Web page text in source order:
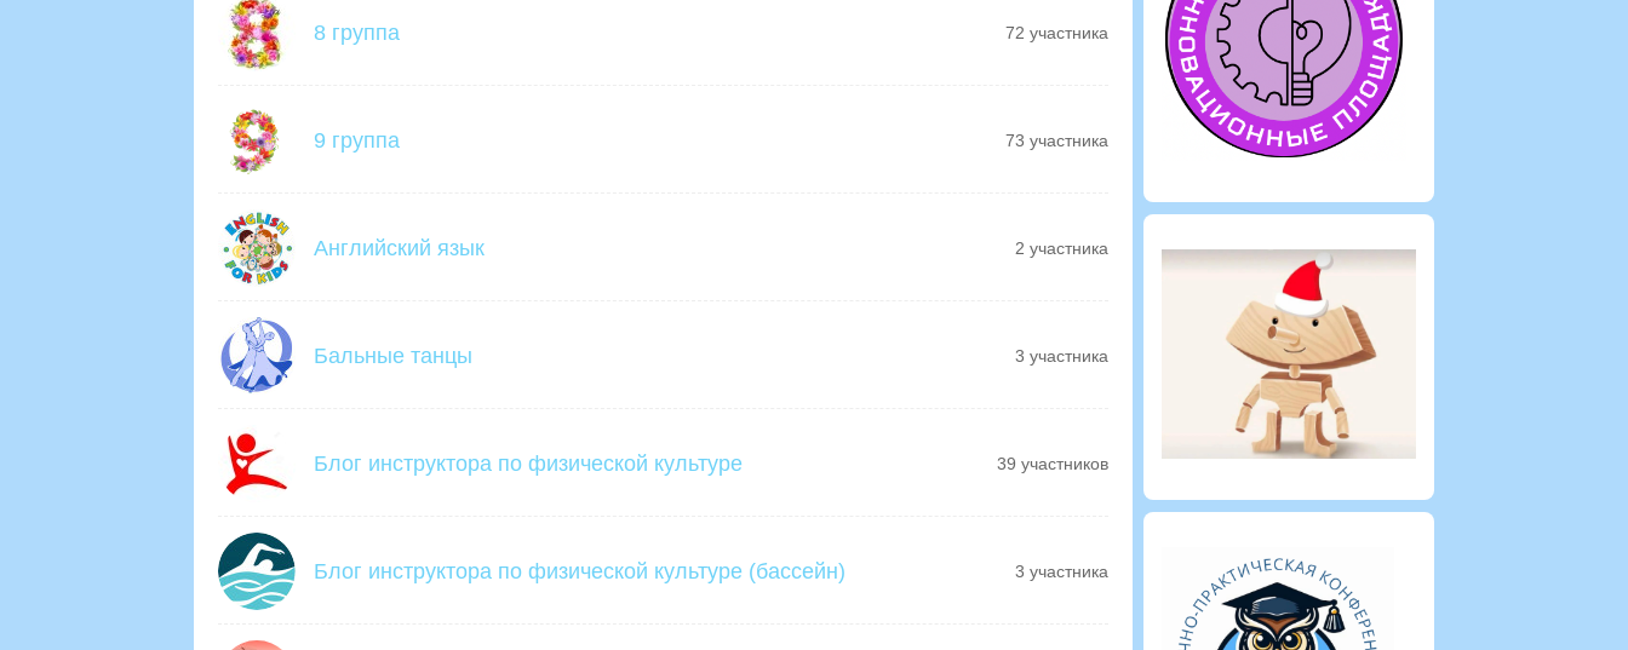
8 группа 72 участника
9 группа 73 участника
Английский язык 2 участника
Бальные танцы 3 участника
Блог инструктора по физической культуре 39 участников
Блог инструктора по физической культуре (бассейн) 3 участника